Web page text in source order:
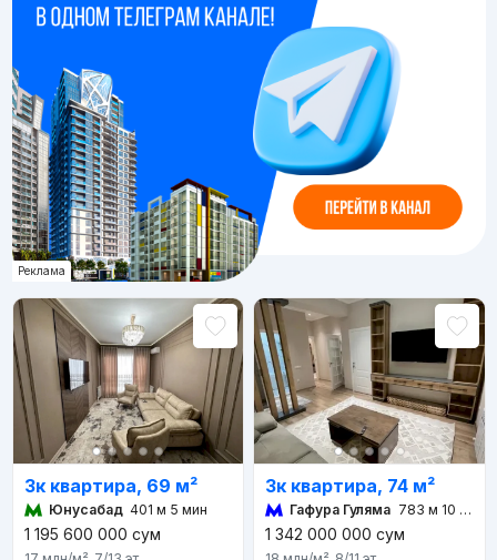
Реклама
3к квартира, 69 м²
Юнусабад 401 м 5 мин
1 195 600 000 сум
3к квартира, 74 м²
Гафура Гуляма 783 м 10 мин
1 342 000 000 сум